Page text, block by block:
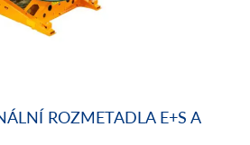
ROZMETADLA E+S A